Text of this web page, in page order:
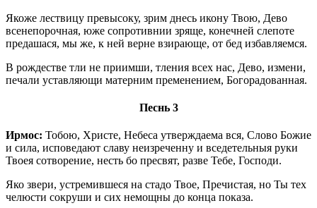
Якоже лествицу превысоку, зрим днесь икону Твою, Дево
всенепорочная, юже сопротивнии зряще, конечней слепоте
предашася, мы же, к ней верне взирающе, от бед избавляемся.
В рождестве тли не приимши, тления всех нас, Дево, измени,
печали уставляющи матерним пременением, Богорадованная.
Песнь 3
Ирмос: Тобою, Христе, Небеса утверждаема вся, Слово Божие
и сила, исповедают славу неизреченну и вседетельныя руки
Твоея сотворение, несть бо пресвят, разве Тебе, Господи.
Яко звери, устремившеся на стадо Твое, Пречистая, но Ты тех
челюсти сокруши и сих немощны до конца показа.